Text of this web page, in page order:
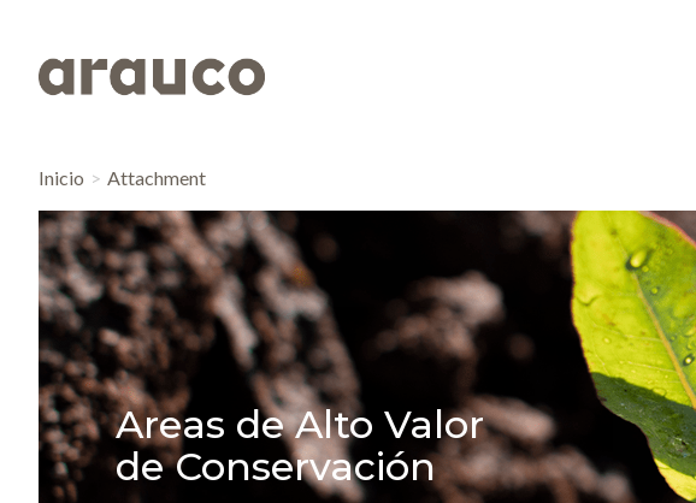
Inicio Attachment
Areas de Alto Valor
de Conservación